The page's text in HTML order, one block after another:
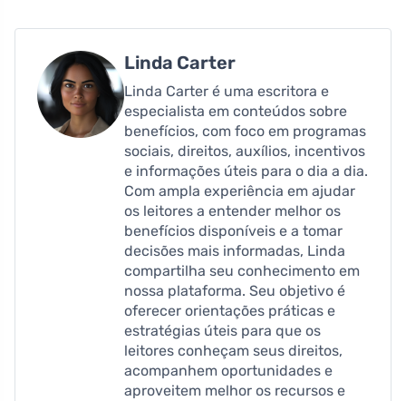
Linda Carter
Linda Carter é uma escritora e
especialista em conteúdos sobre
benefícios, com foco em programas
sociais, direitos, auxílios, incentivos
e informações úteis para o dia a dia.
Com ampla experiência em ajudar
os leitores a entender melhor os
benefícios disponíveis e a tomar
decisões mais informadas, Linda
compartilha seu conhecimento em
nossa plataforma. Seu objetivo é
oferecer orientações práticas e
estratégias úteis para que os
leitores conheçam seus direitos,
acompanhem oportunidades e
aproveitem melhor os recursos e